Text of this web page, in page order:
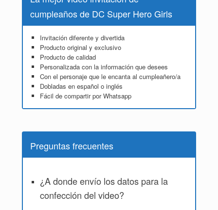
cumpleaños de DC Super Hero Girls
Invitación diferente y divertida
Producto original y exclusivo
Producto de calidad
Personalizada con la información que desees
Con el personaje que le encanta al cumpleañero/a
Dobladas en español o inglés
Fácil de compartir por Whatsapp
Preguntas frecuentes
¿A donde envío los datos para la
confección del video?